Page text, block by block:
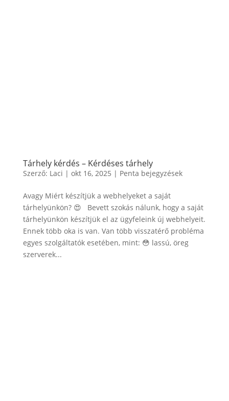
Tárhely kérdés – Kérdéses tárhely
Szerző: Laci | okt 16, 2025 | Penta bejegyzések
Avagy Miért készítjük a webhelyeket a saját
tárhelyünkön? 😍 Bevett szokás nálunk, hogy a saját
tárhelyünkön készítjük el az ügyfeleink új webhelyeit.
Ennek több oka is van. Van több visszatérő probléma
egyes szolgáltatók esetében, mint: 😳 lassú, öreg
szerverek...